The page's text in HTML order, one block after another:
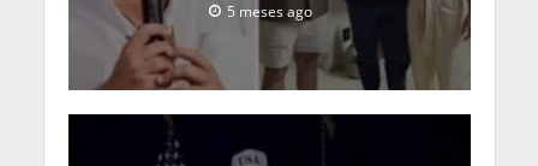
5 meses ago